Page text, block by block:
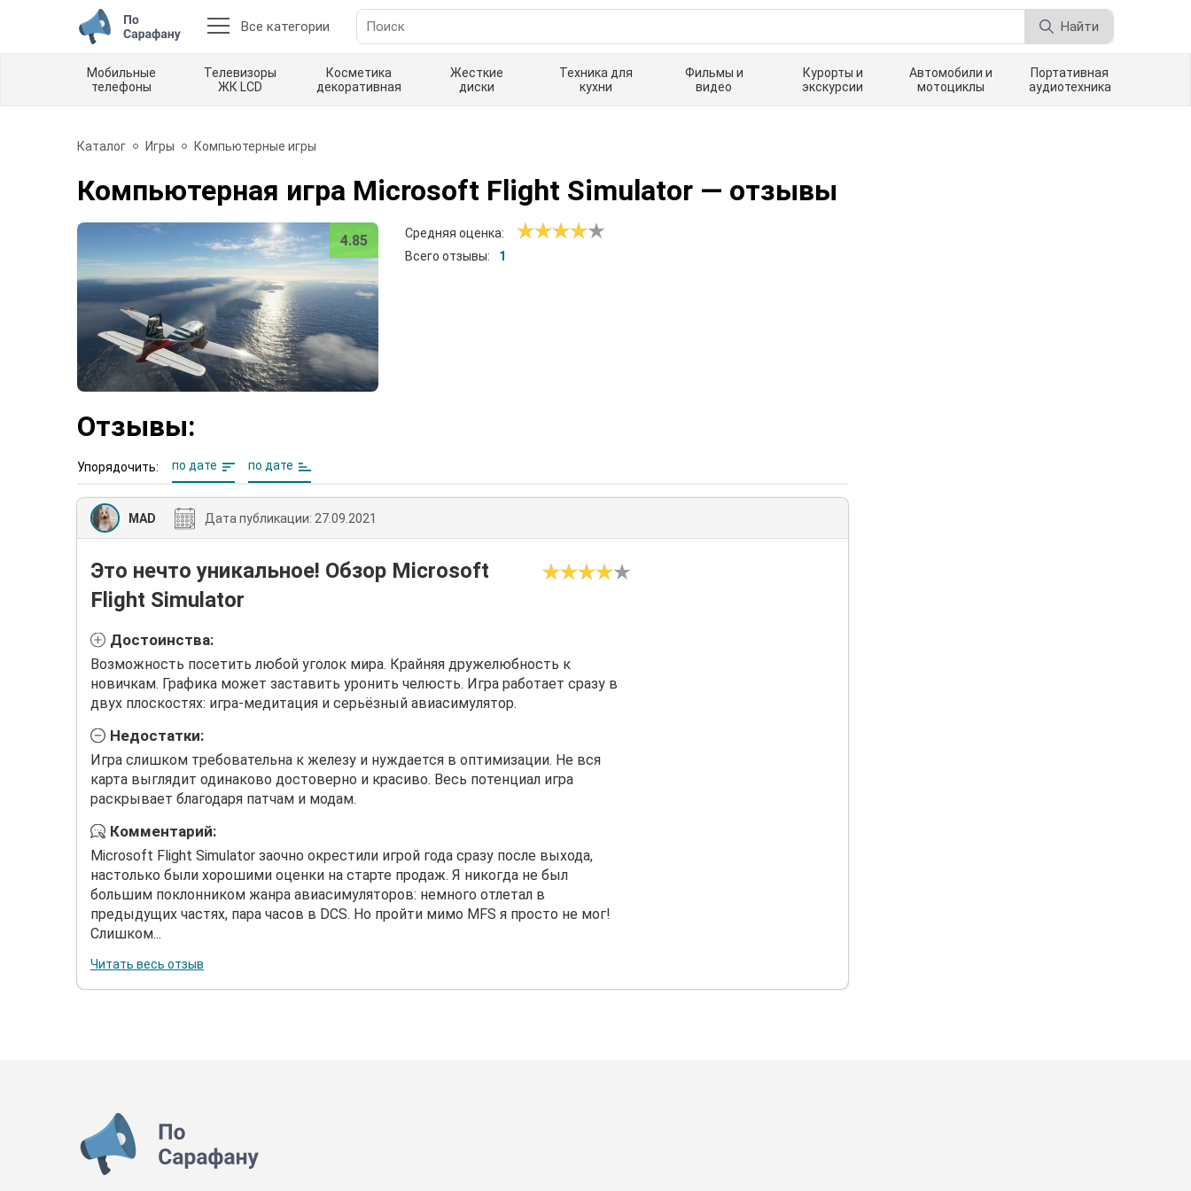
Все категории Найти
Мобильные
телефоны
Телевизоры
ЖК LCD
Косметика
декоративная
Жесткие
диски
Техника для
кухни
Фильмы и
видео
Курорты и
экскурсии
Автомобили и
мотоциклы
Портативная
аудиотехника
Каталог Игры Компьютерные игры
Компьютерная игра Microsoft Flight Simulator — отзывы
4.85
Средняя оценка:
Всего отзывы:
1
Отзывы:
Упорядочить: по дате по дате
MAD Дата публикации: 27.09.2021
Это нечто уникальное! Обзор Microsoft
Flight Simulator
Достоинства:
Возможность посетить любой уголок мира. Крайняя дружелюбность к
новичкам. Графика может заставить уронить челюсть. Игра работает сразу в
двух плоскостях: игра-медитация и серьёзный авиасимулятор.
Недостатки:
Игра слишком требовательна к железу и нуждается в оптимизации. Не вся
карта выглядит одинаково достоверно и красиво. Весь потенциал игра
раскрывает благодаря патчам и модам.
Комментарий:
Microsoft Flight Simulator заочно окрестили игрой года сразу после выхода,
настолько были хорошими оценки на старте продаж. Я никогда не был
большим поклонником жанра авиасимуляторов: немного отлетал в
предыдущих частях, пара часов в DCS. Но пройти мимо MFS я просто не мог!
Слишком...
Читать весь отзыв